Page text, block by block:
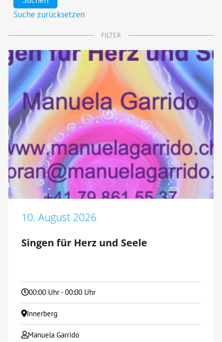
Suche zurücksetzen
FILTER
10. August 2026
Singen für Herz und Seele
00:00 Uhr - 00:00 Uhr
Innerberg
Manuela Garrido